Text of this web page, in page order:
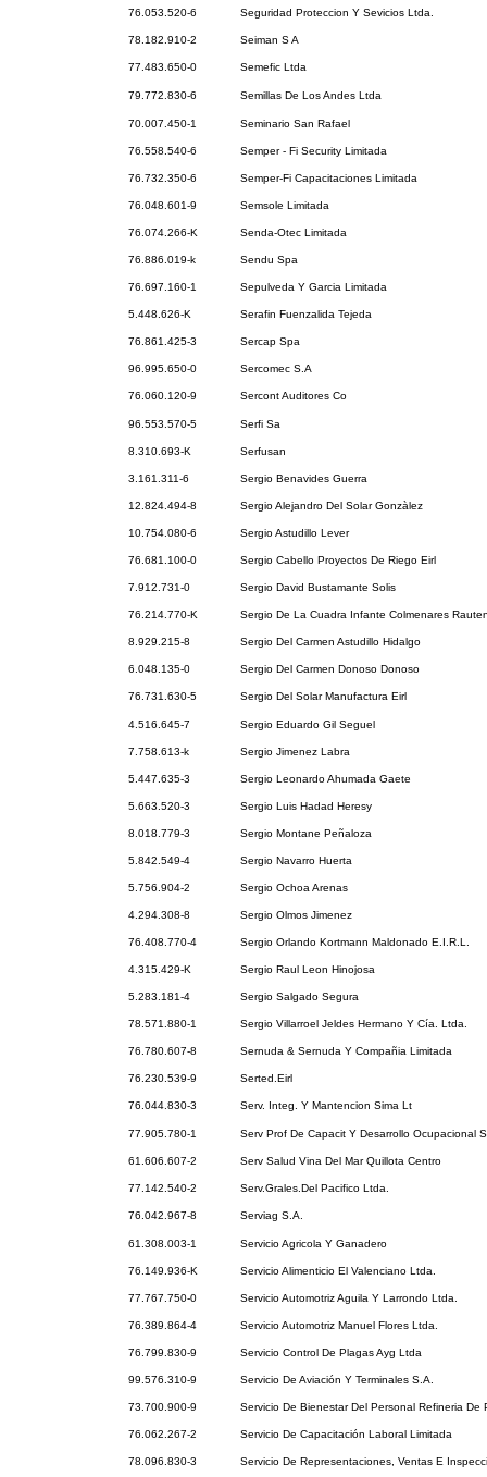
76.053.520-6 Seguridad Proteccion Y Sevicios Ltda.
78.182.910-2 Seiman S A
77.483.650-0 Semefic Ltda
79.772.830-6 Semillas De Los Andes Ltda
70.007.450-1 Seminario San Rafael
76.558.540-6 Semper - Fi Security Limitada
76.732.350-6 Semper-Fi Capacitaciones Limitada
76.048.601-9 Semsole Limitada
76.074.266-K Senda-Otec Limitada
76.886.019-k Sendu Spa
76.697.160-1 Sepulveda Y Garcia Limitada
5.448.626-K Serafin Fuenzalida Tejeda
76.861.425-3 Sercap Spa
96.995.650-0 Sercomec S.A
76.060.120-9 Sercont Auditores Co
96.553.570-5 Serfi Sa
8.310.693-K Serfusan
3.161.311-6 Sergio Benavides Guerra
12.824.494-8 Sergio Alejandro Del Solar Gonzàlez
10.754.080-6 Sergio Astudillo Lever
76.681.100-0 Sergio Cabello Proyectos De Riego Eirl
7.912.731-0 Sergio David Bustamante Solis
76.214.770-K Sergio De La Cuadra Infante Colmenares
8.929.215-8 Sergio Del Carmen Astudillo Hidalgo
6.048.135-0 Sergio Del Carmen Donoso Donoso
76.731.630-5 Sergio Del Solar Manufactura Eirl
4.516.645-7 Sergio Eduardo Gil Seguel
7.758.613-k Sergio Jimenez Labra
5.447.635-3 Sergio Leonardo Ahumada Gaete
5.663.520-3 Sergio Luis Hadad Heresy
8.018.779-3 Sergio Montane Peñaloza
5.842.549-4 Sergio Navarro Huerta
5.756.904-2 Sergio Ochoa Arenas
4.294.308-8 Sergio Olmos Jimenez
76.408.770-4 Sergio Orlando Kortmann Maldonado E.I.R.L.
4.315.429-K Sergio Raul Leon Hinojosa
5.283.181-4 Sergio Salgado Segura
78.571.880-1 Sergio Villarroel Jeldes Hermano Y Cía. Ltda.
76.780.607-8 Sernuda & Sernuda Y Compañia Limitada
76.230.539-9 Serted.Eirl
76.044.830-3 Serv. Integ. Y Mantencion Sima Lt
77.905.780-1 Serv Prof De Capacit Y Desarrollo Ocupacional
61.606.607-2 Serv Salud Vina Del Mar Quillota Centro
77.142.540-2 Serv.Grales.Del Pacifico Ltda.
76.042.967-8 Serviag S.A.
61.308.003-1 Servicio Agricola Y Ganadero
76.149.936-K Servicio Alimenticio El Valenciano Ltda.
77.767.750-0 Servicio Automotriz Aguila Y Larrondo Ltda.
76.389.864-4 Servicio Automotriz Manuel Flores Ltda.
76.799.830-9 Servicio Control De Plagas Ayg Ltda
99.576.310-9 Servicio De Aviación Y Terminales S.A.
73.700.900-9 Servicio De Bienestar Del Personal Refineria De
76.062.267-2 Servicio De Capacitación Laboral Limitada
78.096.830-3 Servicio De Representaciones, Ventas E